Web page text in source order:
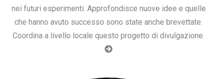
nei futuri esperimenti. Approfondisce nuove idee e quelle
che hanno avuto successo sono state anche brevettate.
Coordina a livello locale questo progetto di divulgazione.